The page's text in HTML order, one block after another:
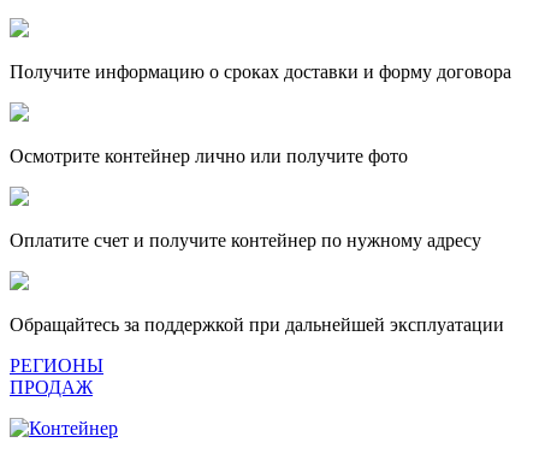
Получите информацию о сроках доставки и форму договора
Осмотрите контейнер лично или получите фото
Оплатите счет и получите контейнер по нужному адресу
Обращайтесь за поддержкой при дальнейшей эксплуатации
РЕГИОНЫ
ПРОДАЖ